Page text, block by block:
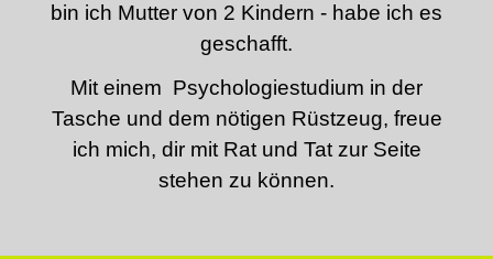
bin ich Mutter von 2 Kindern - habe ich es
geschafft.
Mit einem Psychologiestudium in der
Tasche und dem nötigen Rüstzeug, freue
ich mich, dir mit Rat und Tat zur Seite
stehen zu können.